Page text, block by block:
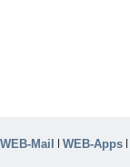
WEB-Mail WEB-Apps